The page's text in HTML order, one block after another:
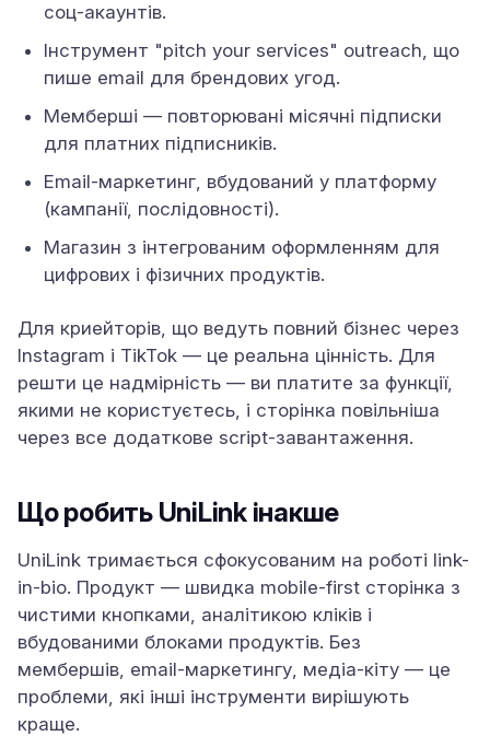
соц-акаунтів.
Інструмент "pitch your services" outreach, що
пише email для брендових угод.
Мемберші — повторювані місячні підписки
для платних підписників.
Email-маркетинг, вбудований у платформу
(кампанії, послідовності).
Магазин з інтегрованим оформленням для
цифрових і фізичних продуктів.
Для криейторів, що ведуть повний бізнес через
Instagram і TikTok — це реальна цінність. Для
решти це надмірність — ви платите за функції,
якими не користуєтесь, і сторінка повільніша
через все додаткове script-завантаження.
Що робить UniLink інакше
UniLink тримається сфокусованим на роботі link-
in-bio. Продукт — швидка mobile-first сторінка з
чистими кнопками, аналітикою кліків і
вбудованими блоками продуктів. Без
мембершів, email-маркетингу, медіа-кіту — це
проблеми, які інші інструменти вирішують
краще.